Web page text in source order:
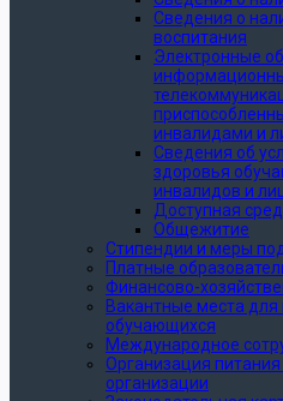
Сведения о
воспитания
Электронные
инвалидами и
Сведения об
здоровья
инвалидов и
Доступная
Общежитие
Стипендии и меры
Платные
Финансово-
Вакантные места
обучающихся
Международное
Организация
организации